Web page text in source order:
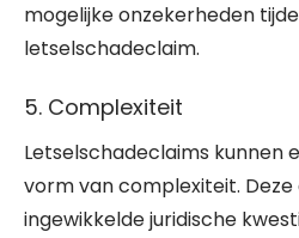
mogelijke onzekerheden
letselschadeclaim.
5. Complexiteit
Letselschadeclaims kunnen
vorm van complexiteit. Deze
ingewikkelde juridische